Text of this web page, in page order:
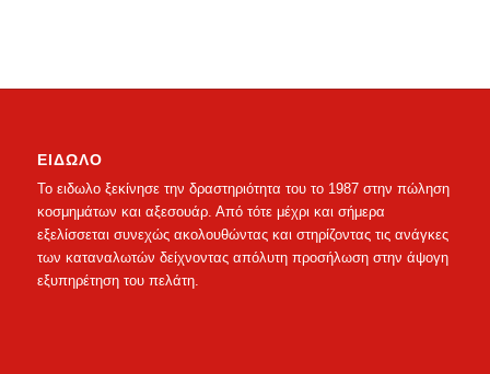
ΕΙΔΩΛΟ
Το ειδωλο ξεκίνησε την δραστηριότητα του το 1987 στην πώληση
κοσμημάτων και αξεσουάρ. Από τότε μέχρι και σήμερα
εξελίσσεται συνεχώς ακολουθώντας και στηρίζοντας τις ανάγκες
των καταναλωτών δείχνοντας απόλυτη προσήλωση στην άψογη
εξυπηρέτηση του πελάτη.